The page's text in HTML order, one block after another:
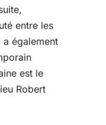
entre les
également
est le
Robert